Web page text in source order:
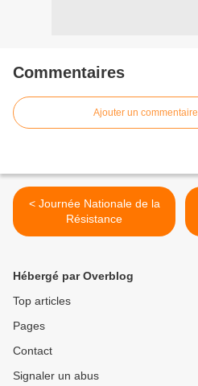
Commentaires
Ajouter un commentaire
< Journée Nationale de la
Résistance
Hébergé par Overblog
Top articles
Pages
Contact
Signaler un abus